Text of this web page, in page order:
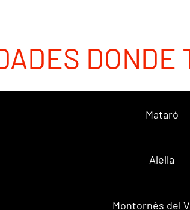
Mataró
Alella
Montornès del